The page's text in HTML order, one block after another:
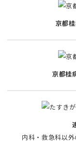
京都
京都桂
内科・救急科以